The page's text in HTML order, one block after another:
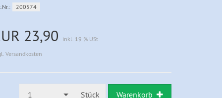
200574
23,90
inkl. 19 % USt
Versandkosten
1 Stück Warenkorb